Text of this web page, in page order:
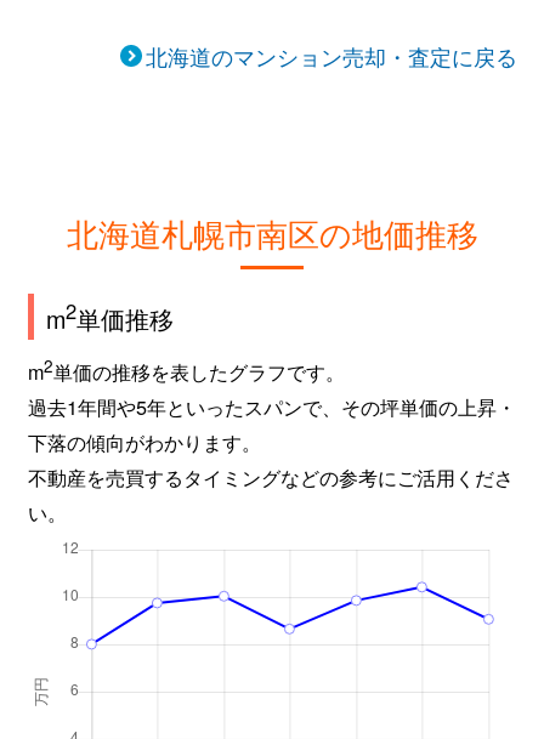
北海道のマンション売却・査定に戻る
北海道札幌市南区の地価推移
m2単価推移
m2単価の推移を表したグラフです。
過去1年間や5年といったスパンで、その坪単価の上昇・
下落の傾向がわかります。
不動産を売買するタイミングなどの参考にご活用くださ
い。